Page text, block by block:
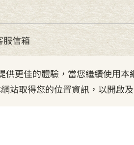
更佳的體驗，當您繼續使用
站取得您的位置資訊，以開啟
服信箱